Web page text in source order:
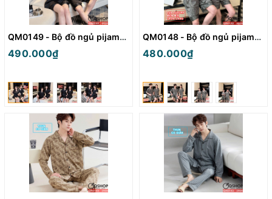
QM0149 - Bộ đồ ngủ pijama cặp đôi quần ngắn lụa mềm mịn
490.000₫
QM0148 - Bộ đồ ngủ pijama cặp đôi quần ngắn lụa mềm mịn
480.000₫